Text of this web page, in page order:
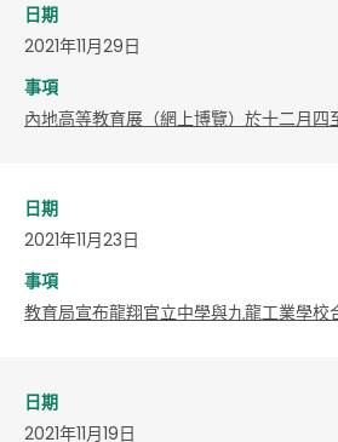
日期
2021年11月29日
事項
內地高等教育展（網上博覽）於十二月四
日期
2021年11月23日
事項
教育局宣布龍翔官立中學與九龍工業學校
日期
2021年11月19日